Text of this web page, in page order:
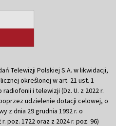
Telewizji Polskiej S.A. w likwidacji,
określonej w art. 21 ust. 1
i telewizji (Dz. U. z 2022 r.
udzielenie dotacji celowej, o
z dnia 29 grudnia 1992 r. o
poz. 1722 oraz z 2024 r. poz. 96)